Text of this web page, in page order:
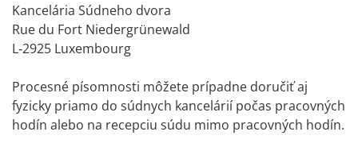
Kancelária Súdneho dvora
Rue du Fort Niedergrünewald
L‑2925 Luxembourg
Procesné písomnosti môžete prípadne doručiť aj
fyzicky priamo do súdnych kancelárií počas pracovných
hodín alebo na recepciu súdu mimo pracovných hodín.